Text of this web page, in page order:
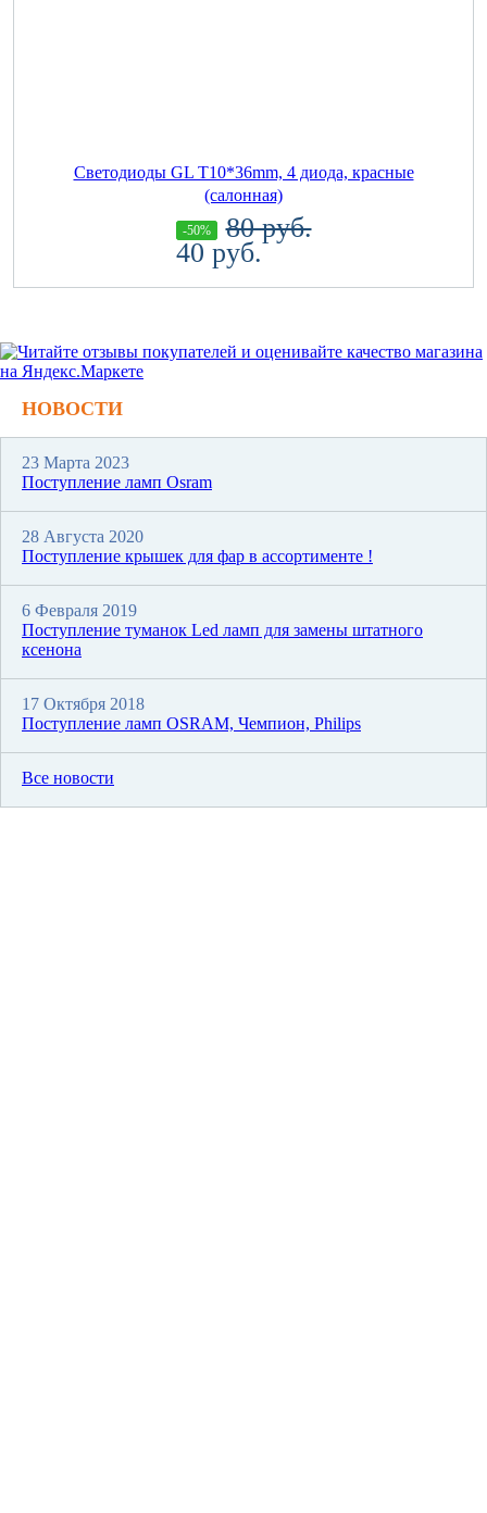
Светодиоды GL T10*36mm, 4 диода, красные
(салонная)
-50% 80 руб.
40 руб.
НОВОСТИ
23 Марта 2023
Поступление ламп Osram
28 Августа 2020
Поступление крышек для фар в ассортименте !
6 Февраля 2019
Поступление туманок Led ламп для замены штатного
ксенона
17 Октября 2018
Поступление ламп OSRAM, Чемпион, Philips
Все новости